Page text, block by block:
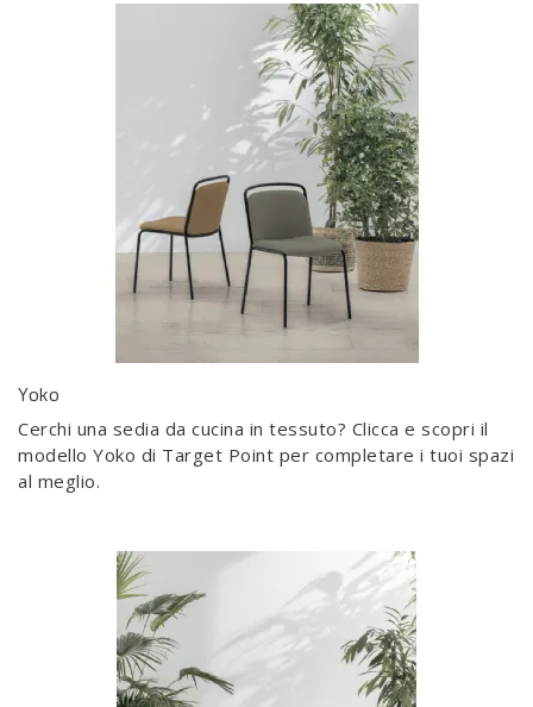
Yoko
Cerchi una sedia da cucina in tessuto? Clicca e scopri il
modello Yoko di Target Point per completare i tuoi spazi
al meglio.